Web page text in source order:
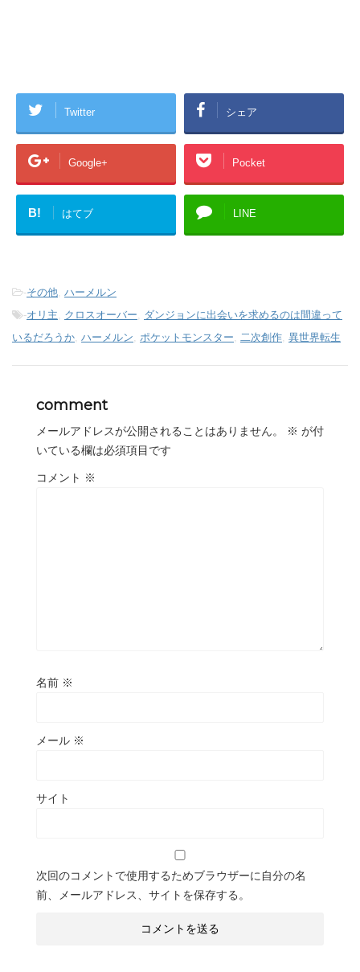
Twitter シェア
Google+ Pocket
B! はてブ LINE
-その他 ハーメルン
-オリ主 クロスオーバー
ダンジョンに出会いを求めるのは間違って
いるだろうか ハーメルン ポケットモンスター 二次創作 異世界転生
comment
メールアドレスが公開されることはありません。 ※ が付
いている欄は必須項目です
コメント ※
名前 ※
メール ※
サイト
次回のコメントで使用するためブラウザーに自分の名
前、メールアドレス、サイトを保存する。